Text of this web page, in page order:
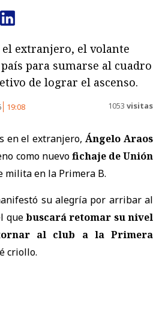
el extranjero, el volante
para sumarse al cuadro
de lograr el ascenso.
19:08 1053 visitas
en el extranjero,Ángelo Araos
como nuevofichaje de Unión
milita en la Primera B.
su alegría por arribar al
quebuscará retomar su nivel
al club a la Primera
criollo.